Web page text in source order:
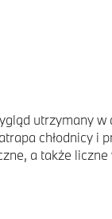
utrzymany
chłodnicy i
a także